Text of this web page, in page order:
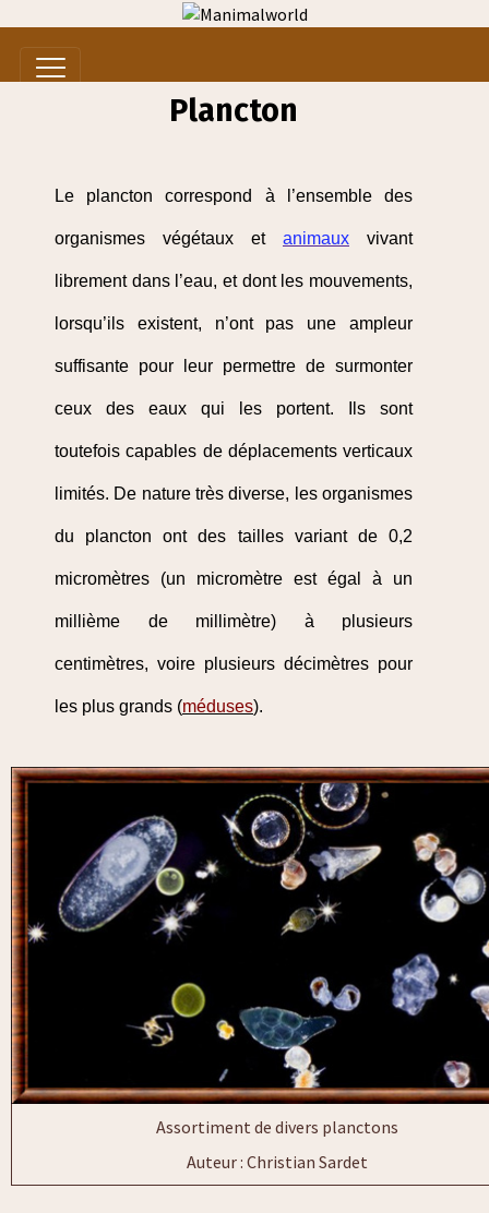
Plancton
Le plancton correspond à l’ensemble des
organismes végétaux et animaux vivant
librement dans l’eau, et dont les mouvements,
lorsqu’ils existent, n’ont pas une ampleur
suffisante pour leur permettre de surmonter
ceux des eaux qui les portent. Ils sont
toutefois capables de déplacements verticaux
limités. De nature très diverse, les organismes
du plancton ont des tailles variant de 0,2
micromètres (un micromètre est égal à un
millième de millimètre) à plusieurs
centimètres, voire plusieurs décimètres pour
les plus grands (méduses).
Assortiment de divers planctons
Auteur : Christian Sardet